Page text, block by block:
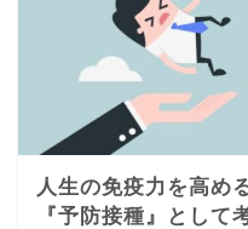
人生の免疫力を高め
『予防接種』として